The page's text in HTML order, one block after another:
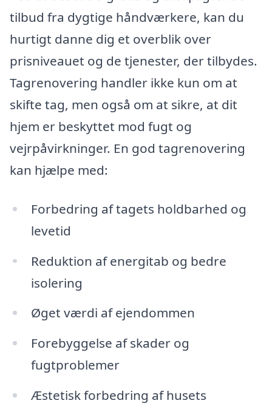
tilbud fra dygtige håndværkere, kan du
hurtigt danne dig et overblik over
prisniveauet og de tjenester, der tilbydes.
Tagrenovering handler ikke kun om at
skifte tag, men også om at sikre, at dit
hjem er beskyttet mod fugt og
vejrpåvirkninger. En god tagrenovering
kan hjælpe med:
Forbedring af tagets holdbarhed og
levetid
Reduktion af energitab og bedre
isolering
Øget værdi af ejendommen
Forebyggelse af skader og
fugtproblemer
Æstetisk forbedring af husets